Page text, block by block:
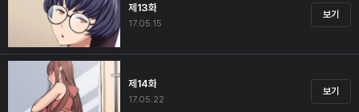
제13화
17.05.15
보기
제14화
17.05.22
보기